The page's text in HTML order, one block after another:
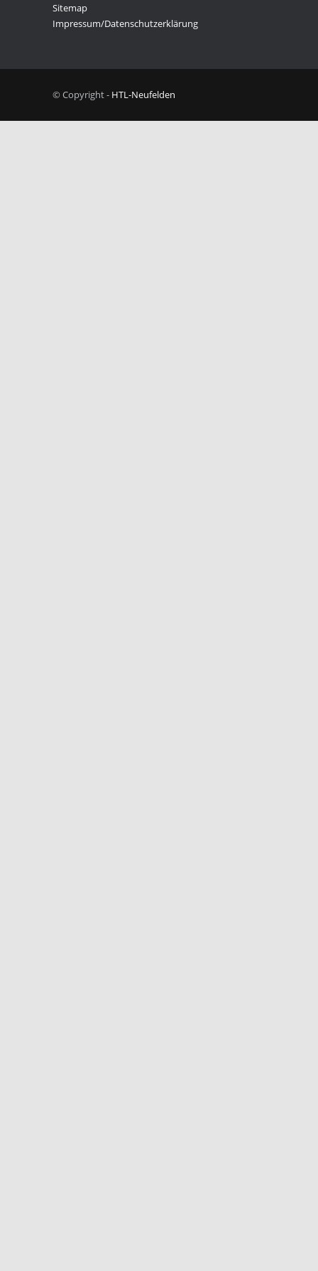
Sitemap
Impressum/Datenschutzerklärung
© Copyright - HTL-Neufelden